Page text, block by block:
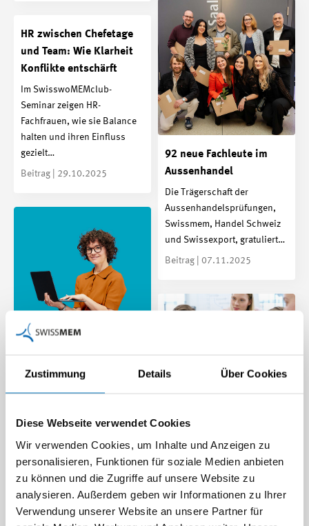
Zustimmung Details Über Cookies
Diese Webseite verwendet Cookies
Wir verwenden Cookies, um Inhalte und Anzeigen zu
personalisieren, Funktionen für soziale Medien anbieten
zu können und die Zugriffe auf unsere Website zu
analysieren. Außerdem geben wir Informationen zu Ihrer
Verwendung unserer Website an unsere Partner für
92 neue Fachleute im
Aussenhandel
Die Trägerschaft der
Aussenhandelsprüfungen,
Swissmem, Handel Schweiz
und Swissexport, gratuliert…
Beitrag | 07.11.2025
HR zwischen Chefetage
und Team: Wie Klarheit
Konflikte entschärft
Im SwisswoMEMclub-
Seminar zeigen HR-
Fachfrauen, wie sie Balance
halten und ihren Einfluss
gezielt…
Beitrag | 29.10.2025
Tech-Industrie
interessierten Firmen drei
Wege…
Beitrag | 16.10.2025
Talentförderung durch
duales Studium:
Erfahrungen mit PiBS